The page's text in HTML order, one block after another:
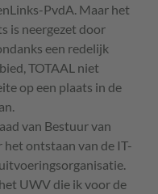
PvdA. Maar het
is neergezet door
een redelijk
TOTAAL niet
op een plaats in de
van Bestuur van
ontstaan van de IT-
UWV die ik voor de